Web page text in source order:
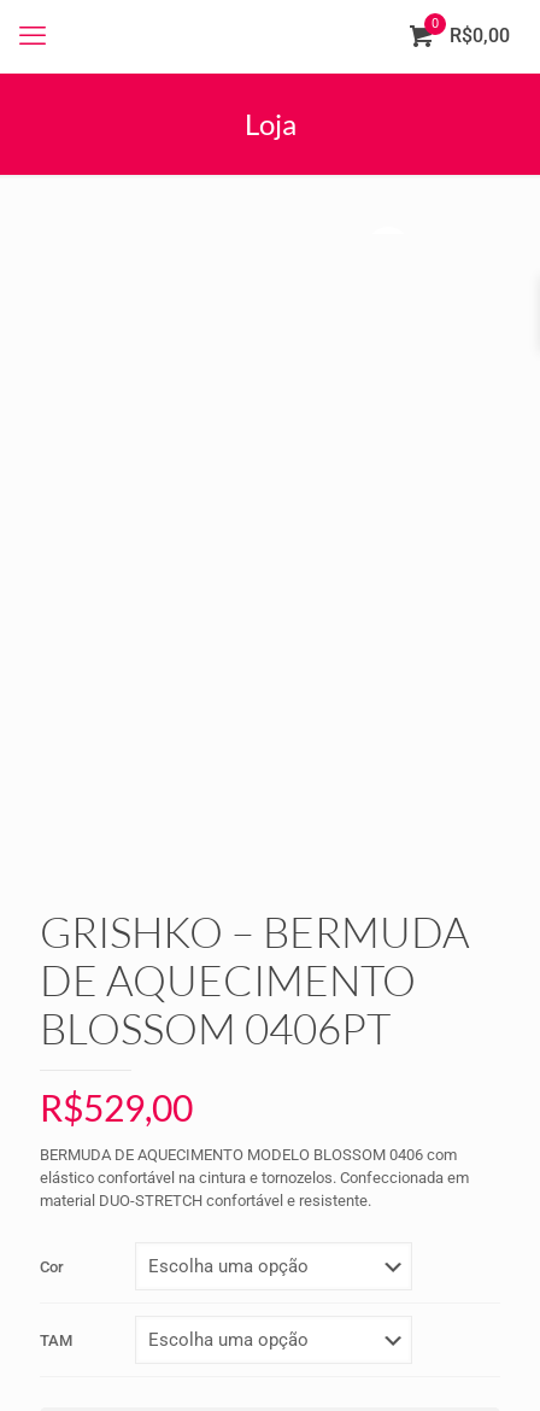
0
R$0,00
Loja
GRISHKO – BERMUDA
DE AQUECIMENTO
BLOSSOM 0406PT
R$529,00
BERMUDA DE AQUECIMENTO MODELO BLOSSOM 0406 com
elástico confortável na cintura e tornozelos. Confeccionada em
material DUO-STRETCH confortável e resistente.
Cor
TAM